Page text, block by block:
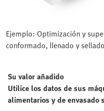
Ejemplo: Optimización y
conformado, llenado y sellado
Su valor añadido
Utilice los datos de sus
alimentarios y de envasado